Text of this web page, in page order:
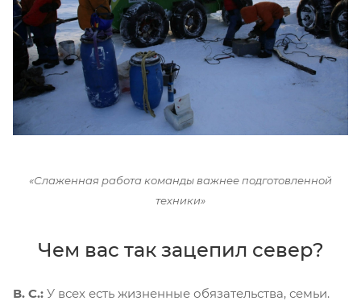
«Слаженная работа команды важнее подготовленной
техники»
Чем вас так зацепил север?
В. С.: У всех есть жизненные обязательства, семьи.